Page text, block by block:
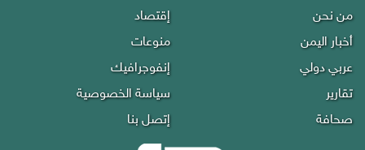
من نحن
أخبار اليمن
عربي دولي
تقارير
صحافة
إقتصاد
منوعات
إنفوجرافيك
سياسة الخصوصية
إتصل بنا